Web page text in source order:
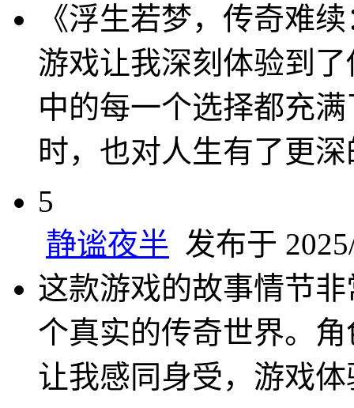
《浮生若梦，传奇难
游戏让我深刻体验到
中的每一个选择都充
时，也对人生有了更
5
静谧夜半 发布于
这款游戏的故事情节
个真实的传奇世界。
让我感同身受，游戏